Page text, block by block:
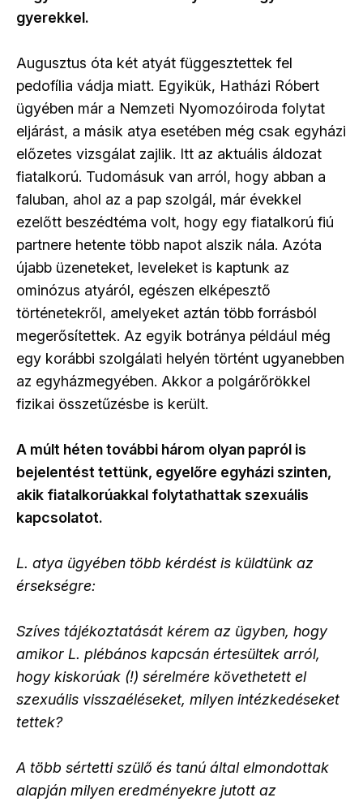
gyerekkel.
Augusztus óta két atyát függesztettek fel
pedofília vádja miatt. Egyikük, Hatházi Róbert
ügyében már a Nemzeti Nyomozóiroda folytat
eljárást, a másik atya esetében még csak egyházi
előzetes vizsgálat zajlik. Itt az aktuális áldozat
fiatalkorú. Tudomásuk van arról, hogy abban a
faluban, ahol az a pap szolgál, már évekkel
ezelőtt beszédtéma volt, hogy egy fiatalkorú fiú
partnere hetente több napot alszik nála. Azóta
újabb üzeneteket, leveleket is kaptunk az
ominózus atyáról, egészen elképesztő
történetekről, amelyeket aztán több forrásból
megerősítettek. Az egyik botránya például még
egy korábbi szolgálati helyén történt ugyanebben
az egyházmegyében. Akkor a polgárőrökkel
fizikai összetűzésbe is került.
A múlt héten további három olyan papról is
bejelentést tettünk, egyelőre egyházi szinten,
akik fiatalkorúakkal folytathattak szexuális
kapcsolatot.
L. atya ügyében több kérdést is küldtünk az
érsekségre:
Szíves tájékoztatását kérem az ügyben, hogy
amikor L. plébános kapcsán értesültek arról,
hogy kiskorúak (!) sérelmére követhetett el
szexuális visszaéléseket, milyen intézkedéseket
tettek?
A több sértetti szülő és tanú által elmondottak
alapján milyen eredményekre jutott az